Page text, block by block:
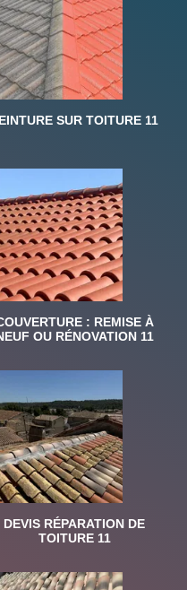
SUR TOITURE 11
: REMISE À
OU RÉNOVATION 11
DEVIS RÉPARATION DE
TOITURE 11